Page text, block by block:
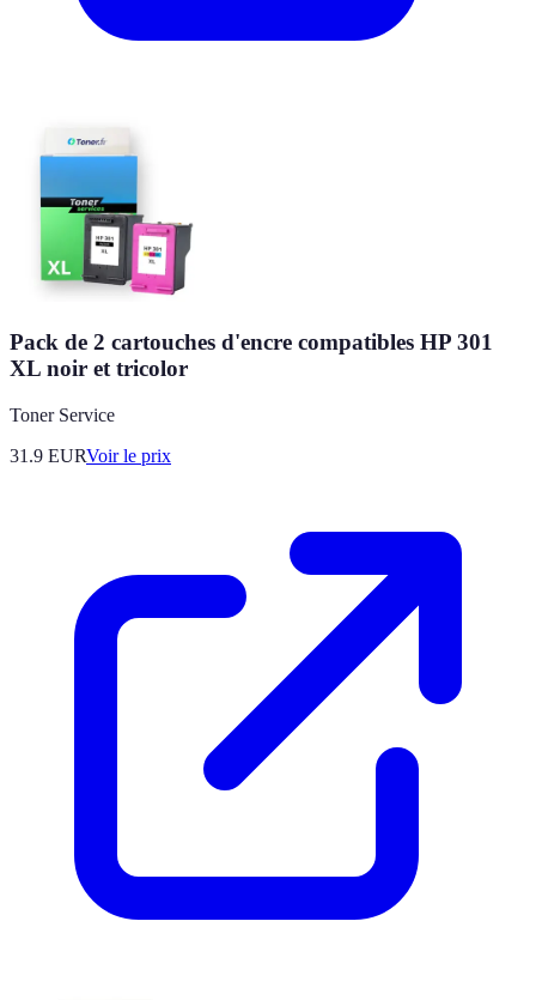
Pack de 2 cartouches d'encre compatibles HP 301
XL noir et tricolor
Toner Service
31.9 EURVoir le prix